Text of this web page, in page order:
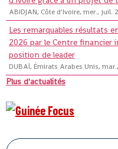
ABIDJAN, Côte d'Ivoire, mer., juil.
Les remarquables résultats
2026 par le Centre
position de leader
DUBAÏ, Émirats Arabes Unis,
Plus d'actualités